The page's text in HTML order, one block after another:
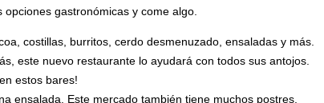
gastronómicas y come algo.
costillas, burritos, cerdo desmenuzado, ensaladas y más.
este nuevo restaurante lo ayudará con todos sus antojos.
estos bares!
ensalada. Este mercado también tiene muchos postres.